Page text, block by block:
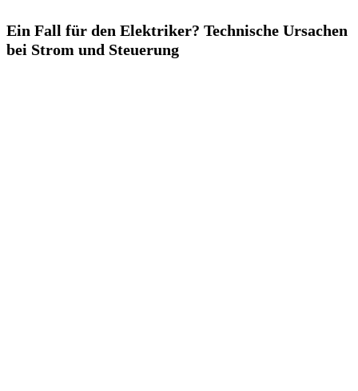
Ein Fall für den Elektriker? Technische Ursachen
bei Strom und Steuerung